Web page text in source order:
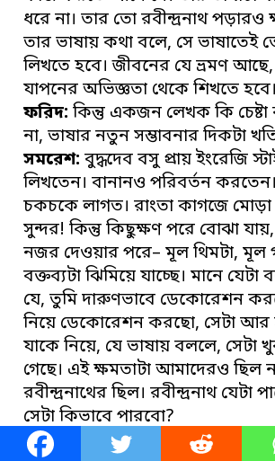
ধরে না। তার তো রবীন্দ্রনাথ পড়ারও
তার ভাষায় কথা বলে, সে ভাষাতেই
লিখতে হবে। জীবনের যে ভ্রমণ
যাপনের অভিজ্ঞতা থেকে শিখতে হবে।
ফরিদ: কিন্তু একজন লেখক কি
না, ভাষার নতুন সম্ভাবনার দিকটা
সমরেশ: বুদ্ধদেব বসু প্রায় ইংরেজি
লিখতেন। বানানও পরিবর্তন
চকচকে লাগত। রাংতা কাগজে
সুন্দর! কিন্তু কিছুক্ষণ পরে বোঝা
নজর দেওয়ার পরে– মূল থিমটা, মূল
বক্তব্যটা ঝিমিয়ে যাচ্ছে। মানে যেটা
যে, তুমি দারুণভাবে ডেকোরেশন
নিয়ে ডেকোরেশন করছো, সেটা আর
যাকে নিয়ে, যে ভাষায় বললে, সেটা
গেছে। এই ক্ষমতাটা আমাদেরও ছিল
রবীন্দ্রনাথের ছিল। রবীন্দ্রনাথ যেটা
সেটা কিভাবে পারবো?
ফরিদ:
রবীন্দ্রনাথের ভাষাও তো